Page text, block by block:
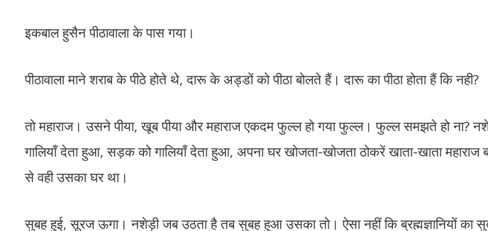
इकबाल हुसैन पीठावाला के पास गया।
पीठावाला माने शराब के पीठे होते थे, दारू के अड्डों को पीठा बोलते हैं। दारू का पीठा होता हैं कि नही?
तो महाराज। उसने पीया, खूब पीया और महाराज एकदम फुल्ल हो गया फुल्ल। फुल्ल समझते हो ना?
गालियाँ देता हुआ, सड़क को गालियाँ देता हुआ, अपना घर खोजता-खोजता ठोकरें खाता-खाता
से वही उसका घर था।
सुबह हुई, सूरज ऊगा। नशेड़ी जब उठता है तब सुबह हुआ उसका तो। ऐसा नहीं कि ब्रह्मज्ञानियों